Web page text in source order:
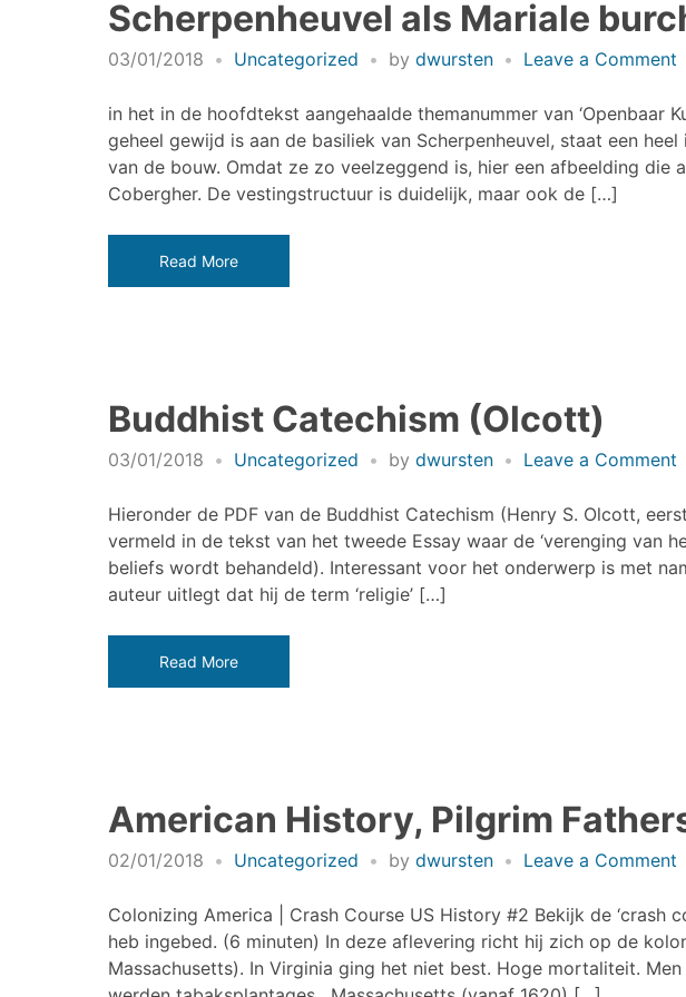
Scherpenheuvel als Mariale
03/01/2018 Uncategorized by dwursten Leave a Comment
in het in de hoofdtekst aangehaalde themanummer van ‘Openbaar
geheel gewijd is aan de basiliek van Scherpenheuvel, staat een
van de bouw. Omdat ze zo veelzeggend is, hier een afbeelding die
Cobergher. De vestingstructuur is duidelijk, maar ook de […]
Read More
Buddhist Catechism (Olcott)
03/01/2018 Uncategorized by dwursten Leave a Comment
Hieronder de PDF van de Buddhist Catechism (Henry S. Olcott,
vermeld in de tekst van het tweede Essay waar de ‘verenging van
beliefs wordt behandeld). Interessant voor het onderwerp is met
auteur uitlegt dat hij de term ‘religie’ […]
Read More
American History, Pilgrim
02/01/2018 Uncategorized by dwursten Leave a Comment
Colonizing America | Crash Course US History #2 Bekijk de ‘crash
heb ingebed. (6 minuten) In deze aflevering richt hij zich op de
Massachusetts). In Virginia ging het niet best. Hoge mortaliteit.